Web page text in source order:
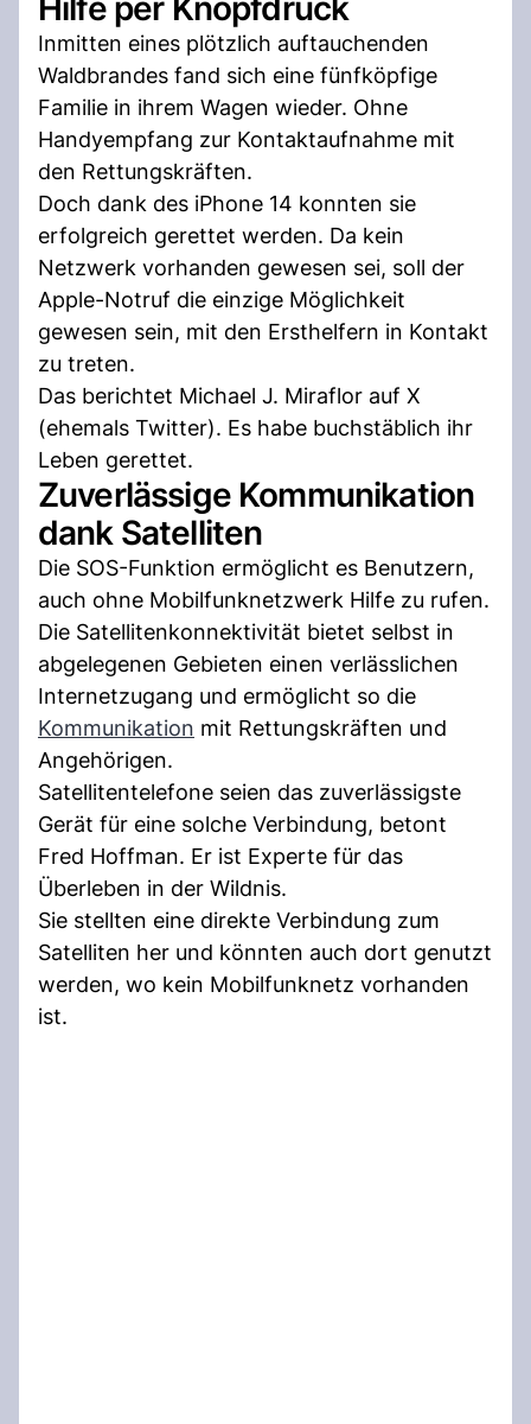
Hilfe per Knopfdruck
Inmitten eines plötzlich auftauchenden
Waldbrandes fand sich eine fünfköpfige
Familie in ihrem Wagen wieder. Ohne
Handyempfang zur Kontaktaufnahme mit
den Rettungskräften.
Doch dank des iPhone 14 konnten sie
erfolgreich gerettet werden. Da kein
Netzwerk vorhanden gewesen sei, soll der
Apple-Notruf die einzige Möglichkeit
gewesen sein, mit den Ersthelfern in Kontakt
zu treten.
Das berichtet Michael J. Miraflor auf X
(ehemals Twitter). Es habe buchstäblich ihr
Leben gerettet.
Zuverlässige Kommunikation
dank Satelliten
Die SOS-Funktion ermöglicht es Benutzern,
auch ohne Mobilfunknetzwerk Hilfe zu rufen.
Die Satellitenkonnektivität bietet selbst in
abgelegenen Gebieten einen verlässlichen
Internetzugang und ermöglicht so die
Kommunikation mit Rettungskräften und
Angehörigen.
Satellitentelefone seien das zuverlässigste
Gerät für eine solche Verbindung, betont
Fred Hoffman. Er ist Experte für das
Überleben in der Wildnis.
Sie stellten eine direkte Verbindung zum
Satelliten her und könnten auch dort genutzt
werden, wo kein Mobilfunknetz vorhanden
ist.